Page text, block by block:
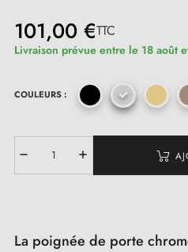
101,00 €TTC
Livraison prévue entre le 18 août
COULEURS :
La poignée de porte